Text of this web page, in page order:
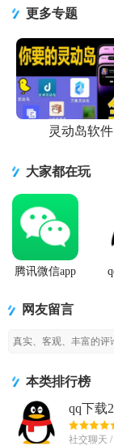
新版
更多专题
灵动岛软件
大家都在玩
腾讯微信app
网友留言
本类排行榜
qq下载
社交聊天 /